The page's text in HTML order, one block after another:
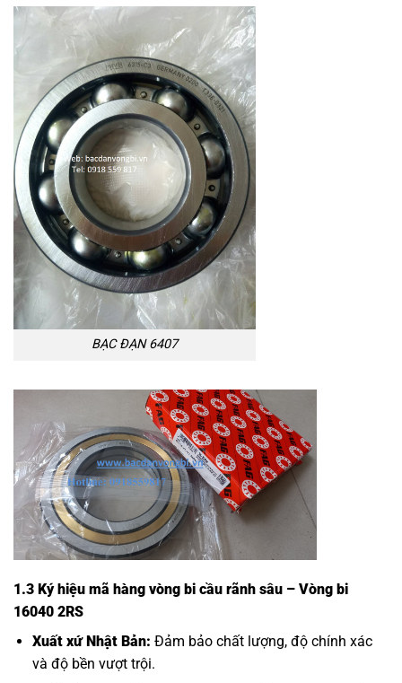
BẠC ĐẠN 6407
1.3 Ký hiệu mã hàng vòng bi cầu rãnh sâu – Vòng bi
16040 2RS
Xuất xứ Nhật Bản: Đảm bảo chất lượng, độ chính xác
và độ bền vượt trội.